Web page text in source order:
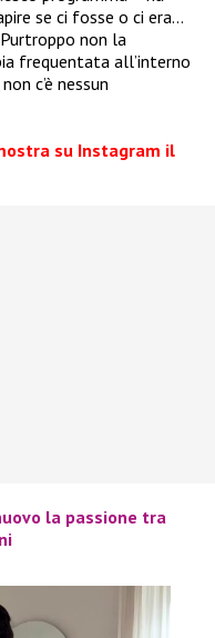
se ci fosse o ci era…
non la
frequentata all’interno
c’è nessun
su Instagram il
la passione tra